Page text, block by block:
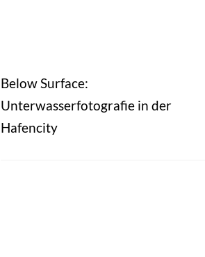
Below Surface:
Unterwasserfotografie in der
Hafencity